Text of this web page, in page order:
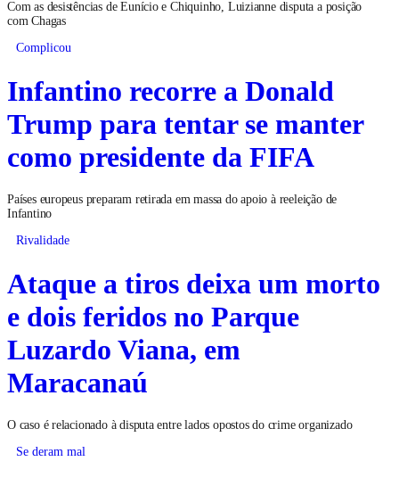
Com as desistências de Eunício e Chiquinho, Luizianne disputa a posição
com Chagas
Complicou
Infantino recorre a Donald
Trump para tentar se manter
como presidente da FIFA
Países europeus preparam retirada em massa do apoio à reeleição de
Infantino
Rivalidade
Ataque a tiros deixa um morto
e dois feridos no Parque
Luzardo Viana, em
Maracanaú
O caso é relacionado à disputa entre lados opostos do crime organizado
Se deram mal